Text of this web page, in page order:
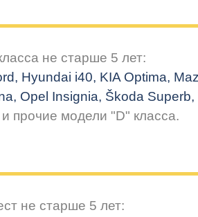
не старше 5 лет:
Hyundai i40, KIA Optima,
Opel Insignia, Škoda Superb,
и прочие модели "D" класса.
не старше 5 лет: